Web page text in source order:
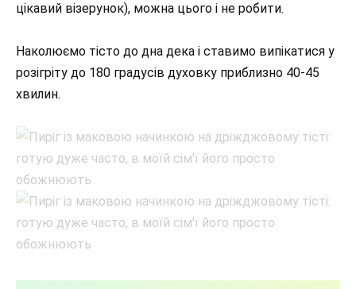
цікавий візерунок), можна цього і не робити.
Наколюємо тісто до дна дека і ставимо випікатися у
розігріту до 180 градусів духовку приблизно 40-45
хвилин.